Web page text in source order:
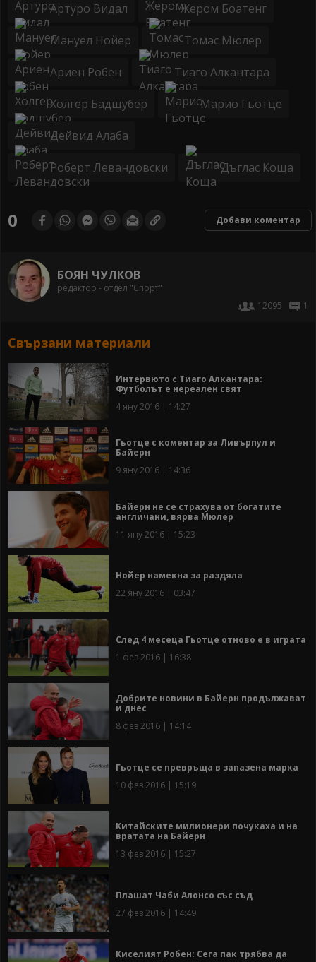
Артуро Видал Жером Боатенг
Мануел Нойер Томас Мюлер
Ариен Робен Тиаго Алкантара
Холгер Бадщубер Марио Гьотце
Дейвид Алаба
Роберт Левандовски Дъглас Коща
0 Добави коментар
БОЯН ЧУЛКОВ
редактор - отдел "Спорт"
12095
1
Свързани материали
Интервюто с Тиаго Алкантара:
Футболът е нереален свят
4 яну 2016 | 14:27
Гьотце с коментар за Ливърпул и
Байерн
9 яну 2016 | 14:36
Байерн не се страхува от богатите
англичани, вярва Мюлер
11 яну 2016 | 15:23
Нойер намекна за раздяла
22 яну 2016 | 03:47
След 4 месеца Гьотце отново е в играта
1 фев 2016 | 16:38
Добрите новини в Байерн продължават
и днес
8 фев 2016 | 14:14
Гьотце се превръща в запазена марка
10 фев 2016 | 15:19
Китайските милионери почукаха и на
вратата на Байерн
13 фев 2016 | 15:27
Плашат Чаби Алонсо със съд
27 фев 2016 | 14:49
Киселият Робен: Сега пак трябва да